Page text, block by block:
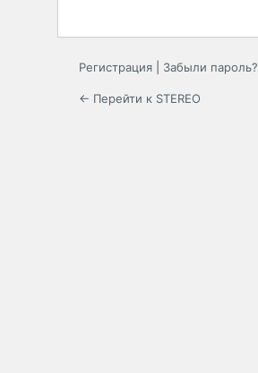
Регистрация Забыли пароль?
← Перейти к STEREO